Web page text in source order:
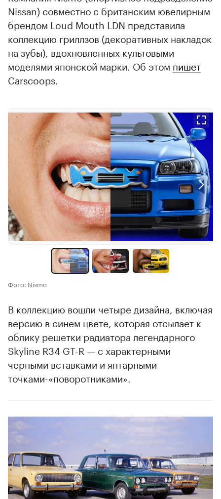
Nissan) совместно с британским ювелирным
брендом Loud Mouth LDN представила
коллекцию гриллзов (декоративных накладок
на зубы), вдохновленных культовыми
моделями японской марки. Об этом пишет
Carscoops.
Фото: Nismo
В коллекцию вошли четыре дизайна, включая
версию в синем цвете, которая отсылает к
облику решетки радиатора легендарного
Skyline R34 GT-R — с характерными
черными вставками и янтарными
точками-«поворотниками».